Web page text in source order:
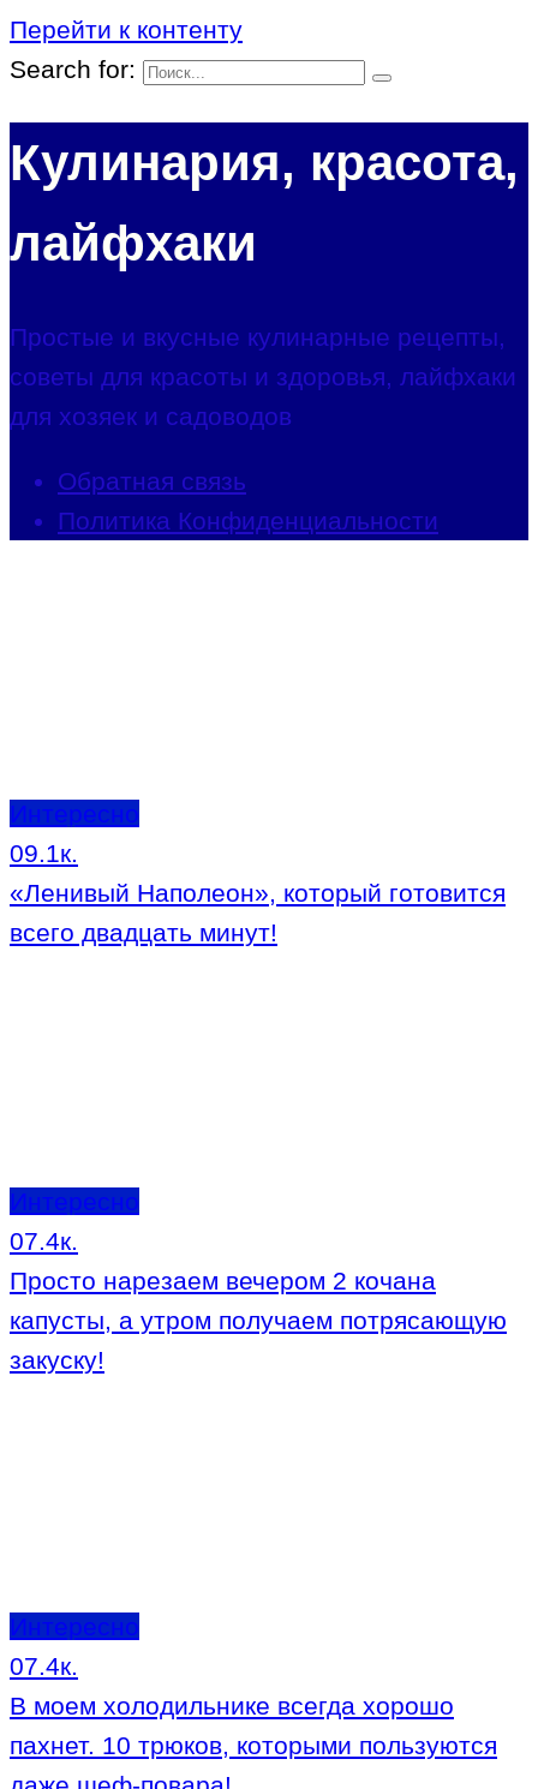
Перейти к контенту
Search for:
Кулинария, красота,
лайфхаки
Простые и вкусные кулинарные рецепты,
советы для красоты и здоровья, лайфхаки
для хозяек и садоводов
Обратная связь
Политика Конфиденциальности
Интересно
09.1к.
«Ленивый Наполеон», который готовится
всего двадцать минут!
Интересно
07.4к.
Просто нарезаем вечером 2 кочана
капусты, а утром получаем потрясающую
закуску!
Интересно
07.4к.
В моем холодильнике всегда хорошо
пахнет. 10 трюков, которыми пользуются